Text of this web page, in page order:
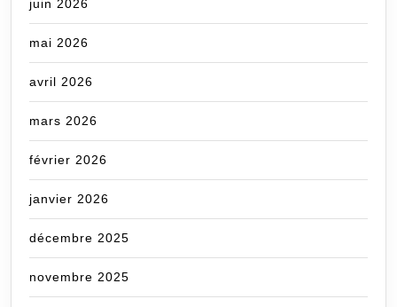
juin 2026
mai 2026
avril 2026
mars 2026
février 2026
janvier 2026
décembre 2025
novembre 2025